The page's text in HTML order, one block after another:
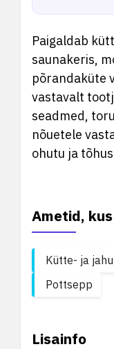
Paigaldab
saunakeris,
põrandaküte
vastavalt
seadmed,
nõuetele
ohutu ja
Ametid,
Kütte- ja
Pottsepp
Lisainfo